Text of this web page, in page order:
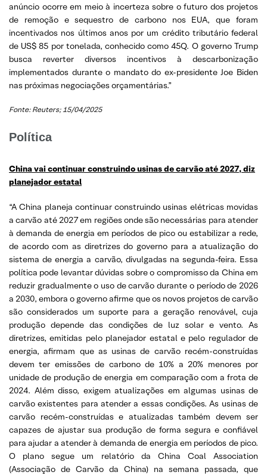
anúncio ocorre em meio à incerteza sobre o futuro dos projetos
de remoção e sequestro de carbono nos EUA, que foram
incentivados nos últimos anos por um crédito tributário federal
de US$ 85 por tonelada, conhecido como 45Q. O governo Trump
busca reverter diversos incentivos à descarbonização
implementados durante o mandato do ex-presidente Joe Biden
nas próximas negociações orçamentárias.”
Fonte: Reuters; 15/04/2025
Política
China vai continuar construindo usinas de carvão até 2027, diz
planejador estatal
“A China planeja continuar construindo usinas elétricas movidas
a carvão até 2027 em regiões onde são necessárias para atender
à demanda de energia em períodos de pico ou estabilizar a rede,
de acordo com as diretrizes do governo para a atualização do
sistema de energia a carvão, divulgadas na segunda-feira. Essa
política pode levantar dúvidas sobre o compromisso da China em
reduzir gradualmente o uso de carvão durante o período de 2026
a 2030, embora o governo afirme que os novos projetos de carvão
são considerados um suporte para a geração renovável, cuja
produção depende das condições de luz solar e vento. As
diretrizes, emitidas pelo planejador estatal e pelo regulador de
energia, afirmam que as usinas de carvão recém-construídas
devem ter emissões de carbono de 10% a 20% menores por
unidade de produção de energia em comparação com a frota de
2024. Além disso, exigem atualizações em algumas usinas de
carvão existentes para atender a essas condições. As usinas de
carvão recém-construídas e atualizadas também devem ser
capazes de ajustar sua produção de forma segura e confiável
para ajudar a atender à demanda de energia em períodos de pico.
O plano segue um relatório da China Coal Association
(Associação de Carvão da China) na semana passada, que